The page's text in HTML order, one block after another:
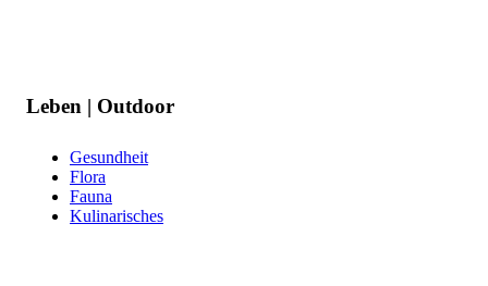
Leben | Outdoor
Gesundheit
Flora
Fauna
Kulinarisches